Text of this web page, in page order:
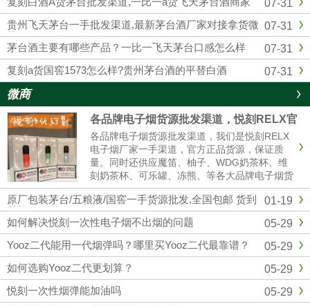
07-31
07-31
贵州飞天茅台一手批发渠道,最新茅台酒厂家对接拿货微
信
07-31
茅台酒主要有哪些产品？一比一飞天茅台口感怎么样
07-31
复刻a货国窖1573怎么样?贵州茅台酒的平替白酒
微商
各品牌电子烟货源批发渠道，悦刻RELX官
方进货拿货一件代发
各品牌电子烟货源批发渠道，我们是悦刻RELX
电子烟厂家一手渠道，官方正品货源，保证质
量。同时还供应魔笛、柚子、WDG奶茶杯、维
刻奶茶杯、可乐罐、冻熊、等各大品牌电子烟货
源批发拿货，我们是悦刻RELX官方一手供应
商，和全国各大实体店建立了紧密的合作关系，
确保产品从生产到销售环节...
01-19
原厂包装茅台/五粮液/国窖一手货源批发,全国包邮 货到
付款
05-29
如何解决悦刻一次性电子烟不出烟的问题
05-29
Yooz二代能用一代烟弹吗？哪里买Yooz二代最靠谱？
05-29
如何选购Yooz二代更划算？
05-29
悦刻一次性烟弹能加油吗